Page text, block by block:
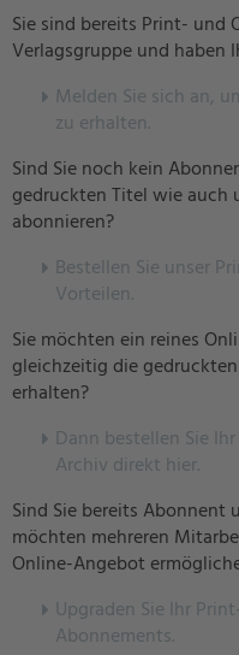
Sie sind bereits Print- und
Verlagsgruppe und haben
Melden Sie sich an,
zu erhalten.
Sind Sie noch kein
gedruckten Titel wie auch
abonnieren?
Bestellen Sie unser
Vorteilen.
Sie möchten ein reines
gleichzeitig die
erhalten?
Dann bestellen Sie
Archiv direkt hier.
Sind Sie bereits Abonnent
möchten mehreren
Online-Angebot
Upgraden Sie Ihr
Abonnements.